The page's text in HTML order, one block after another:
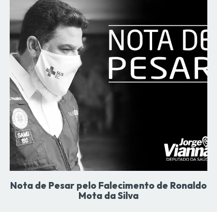
Nota de Pesar pelo Falecimento de Ronaldo
Mota da Silva